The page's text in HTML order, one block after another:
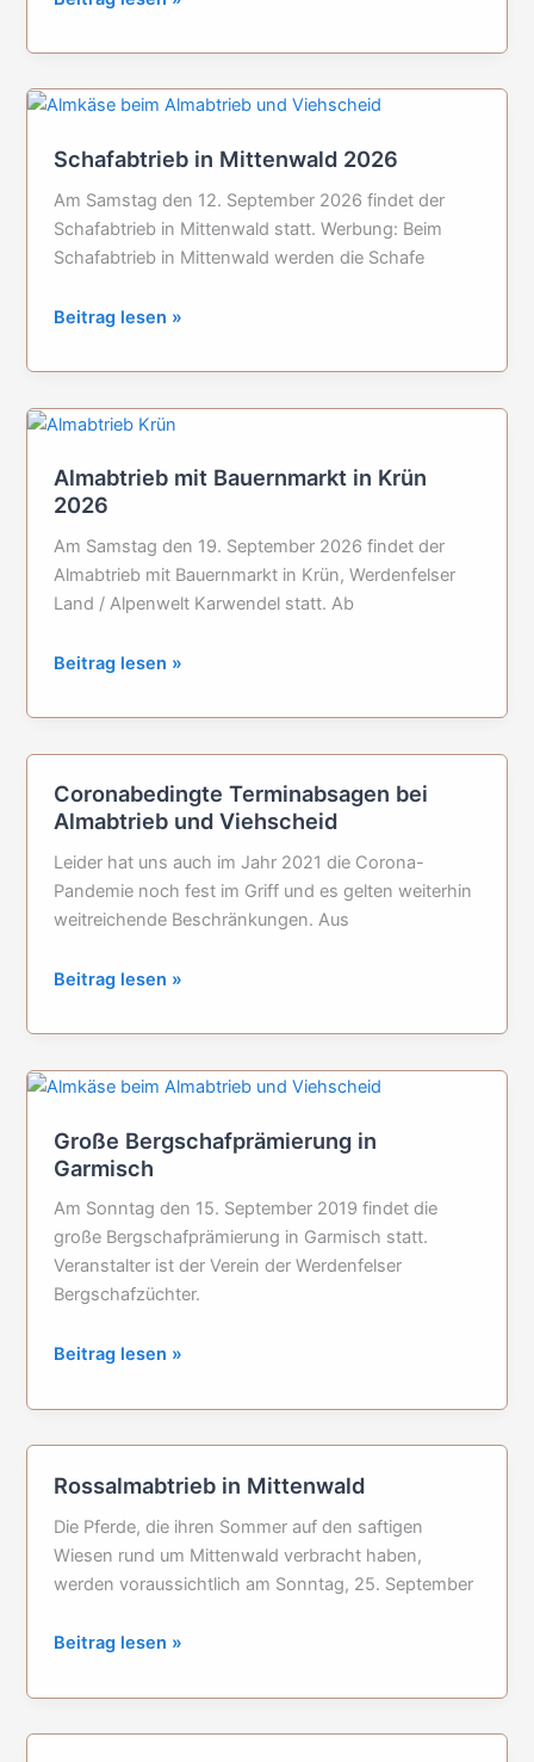
in
Mittenwald
2026
Schafabtrieb in Mittenwald 2026
Am Samstag den 12. September 2026 findet der
Schafabtrieb in Mittenwald statt. Werbung: Beim
Schafabtrieb in Mittenwald werden die Schafe
Schafabtrieb
Mittenwald
Beitrag lesen »
Almabtrieb mit Bauernmarkt in Krün
2026
Am Samstag den 19. September 2026 findet der
Almabtrieb mit Bauernmarkt in Krün, Werdenfelser
Land / Alpenwelt Karwendel statt. Ab
Almabtrieb
Bauernmarkt
2026
Beitrag lesen »
Coronabedingte Terminabsagen bei
Almabtrieb und Viehscheid
Leider hat uns auch im Jahr 2021 die Corona-
Pandemie noch fest im Griff und es gelten weiterhin
weitreichende Beschränkungen. Aus
Coronabedingte
bei
und
Beitrag lesen »
Große Bergschafprämierung in
Garmisch
Am Sonntag den 15. September 2019 findet die
große Bergschafprämierung in Garmisch statt.
Veranstalter ist der Verein der Werdenfelser
Bergschafzüchter.
Große
in
Beitrag lesen »
Rossalmabtrieb in Mittenwald
Die Pferde, die ihren Sommer auf den saftigen
Wiesen rund um Mittenwald verbracht haben,
werden voraussichtlich am Sonntag, 25. September
Rossalmabtrieb
Mittenwald
Beitrag lesen »